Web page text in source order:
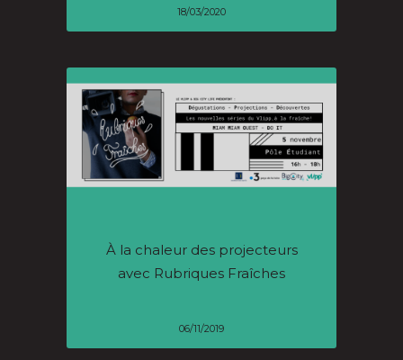
18/03/2020
À la chaleur des projecteurs
avec Rubriques Fraîches
06/11/2019